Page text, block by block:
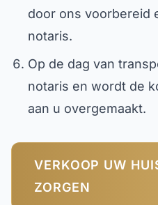
door ons voorbereid
notaris.
Op de dag van
notaris en wordt de
aan u overgemaakt.
VERKOOP UW
ZORGEN